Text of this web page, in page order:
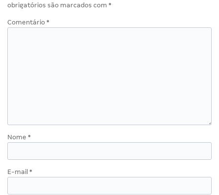
obrigatórios são marcados com *
Comentário *
Nome *
E-mail *